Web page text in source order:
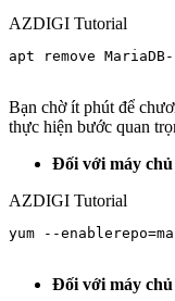
AZDIGI Tutorial
apt remove
Bạn chờ ít phút để
thực hiện bước quan
Đối với máy chủ
AZDIGI Tutorial
yum --
Đối với máy